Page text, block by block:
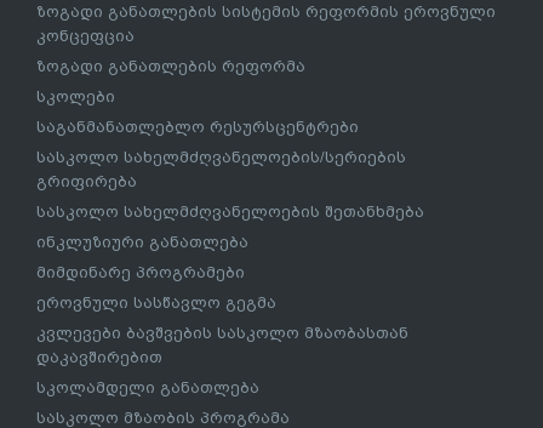
ზოგადი განათლების სისტემის რეფორმის ეროვნული
კონცეფცია
ზოგადი განათლების რეფორმა
სკოლები
საგანმანათლებლო რესურსცენტრები
სასკოლო სახელმძღვანელოების/სერიების
გრიფირება
სასკოლო სახელმძღვანელოების შეთანხმება
ინკლუზიური განათლება
მიმდინარე პროგრამები
ეროვნული სასწავლო გეგმა
კვლევები ბავშვების სასკოლო მზაობასთან
დაკავშირებით
სკოლამდელი განათლება
სასკოლო მზაობის პროგრამა